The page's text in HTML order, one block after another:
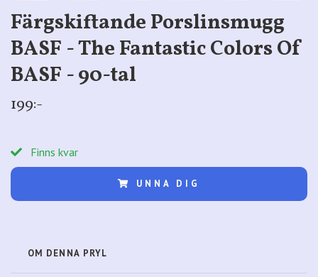
Färgskiftande Porslinsmugg
BASF - The Fantastic Colors Of
BASF - 90-tal
199:-
Finns kvar
UNNA DIG
OM DENNA PRYL